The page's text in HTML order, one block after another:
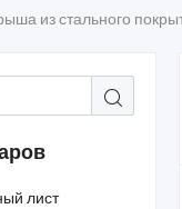
из стального
лист